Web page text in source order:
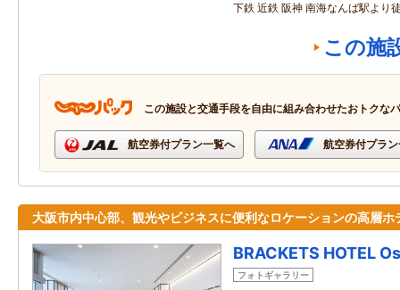
下鉄 近鉄 阪神 南海なんば駅より
この施
この施設と交通手段を自由に組み合わせたおトクな
航空券付プラン一覧へ 航空券付プラ
大阪市内中心部、観光やビジネスに便利なロケーションの高層ホ
BRACKETS HOTEL
フォトギャラリー